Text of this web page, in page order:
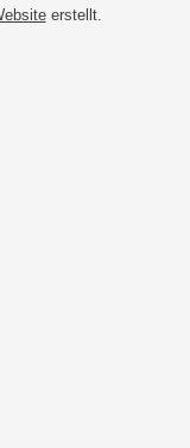
erstellt.